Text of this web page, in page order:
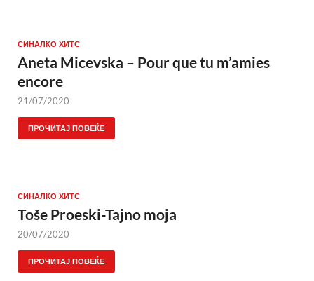
СИНАЛКО ХИТС
Aneta Micevska – Pour que tu m’amies
encore
21/07/2020
ПРОЧИТАЈ ПОВЕЌЕ
СИНАЛКО ХИТС
Toše Proeski-Tajno moja
20/07/2020
ПРОЧИТАЈ ПОВЕЌЕ